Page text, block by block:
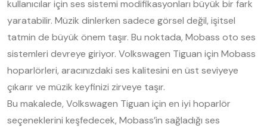
kullanıcılar için ses sistemi modifikasyonları büyük bir fark
yaratabilir. Müzik dinlerken sadece görsel değil, işitsel
tatmin de büyük önem taşır. Bu noktada, Mobass oto ses
sistemleri devreye giriyor. Volkswagen Tiguan için Mobass
hoparlörleri, aracınızdaki ses kalitesini en üst seviyeye
çıkarır ve müzik keyfinizi zirveye taşır.
Bu makalede, Volkswagen Tiguan için en iyi hoparlör
seçeneklerini keşfedecek, Mobass’in sağladığı ses